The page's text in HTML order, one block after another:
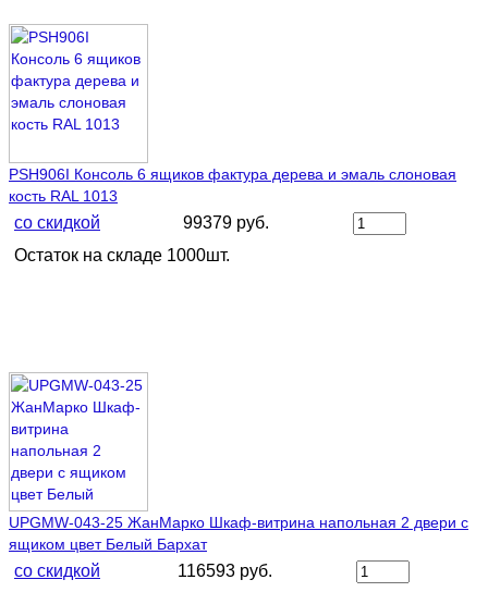
PSH906I Консоль 6 ящиков фактура дерева и эмаль слоновая
кость RAL 1013
со скидкой
99379 руб.
Остаток на складе 1000шт.
UPGMW-043-25 ЖанМарко Шкаф-витрина напольная 2 двери с
ящиком цвет Белый Бархат
со скидкой
116593 руб.